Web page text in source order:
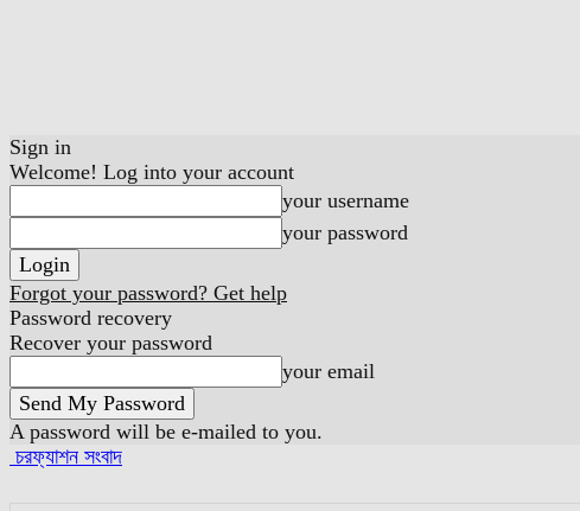
Sign in
Welcome! Log into your account
your username
your password
Forgot your password? Get help
Password recovery
Recover your password
your email
A password will be e-mailed to you.
চরফ্যাশন সংবাদ